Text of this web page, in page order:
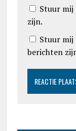
Stuur mij
zijn.
Stuur mij
berichten